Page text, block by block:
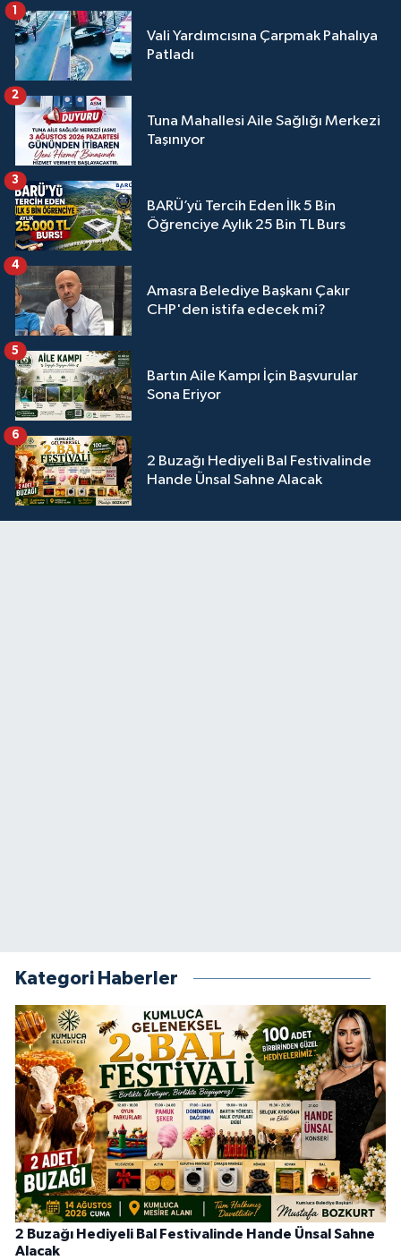
Vali Yardımcısına Çarpmak Pahalıya
Patladı
1
Tuna Mahallesi Aile Sağlığı Merkezi
Taşınıyor
2
BARÜ’yü Tercih Eden İlk 5 Bin
Öğrenciye Aylık 25 Bin TL Burs
3
Amasra Belediye Başkanı Çakır
CHP'den istifa edecek mi?
4
Bartın Aile Kampı İçin Başvurular
Sona Eriyor
5
2 Buzağı Hediyeli Bal Festivalinde
Hande Ünsal Sahne Alacak
6
Kategori Haberler
2 Buzağı Hediyeli Bal Festivalinde Hande Ünsal Sahne
Alacak